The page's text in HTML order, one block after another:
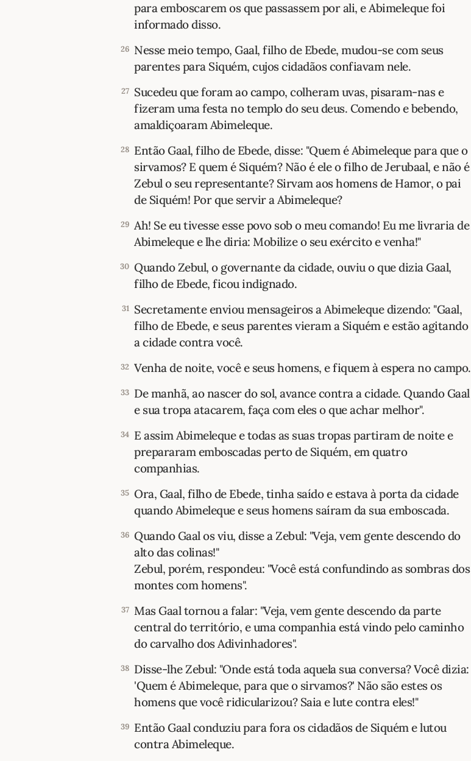
para emboscarem os que passassem por ali, e Abimeleque foi
informado disso.
26 Nesse meio tempo, Gaal, filho de Ebede, mudou-se com seus
parentes para Siquém, cujos cidadãos confiavam nele.
27 Sucedeu que foram ao campo, colheram uvas, pisaram-nas e
fizeram uma festa no templo do seu deus. Comendo e bebendo,
amaldiçoaram Abimeleque.
28 Então Gaal, filho de Ebede, disse: "Quem é Abimeleque para que o
sirvamos? E quem é Siquém? Não é ele o filho de Jerubaal, e não é
Zebul o seu representante? Sirvam aos homens de Hamor, o pai
de Siquém! Por que servir a Abimeleque?
29 Ah! Se eu tivesse esse povo sob o meu comando! Eu me livraria de
Abimeleque e lhe diria: Mobilize o seu exército e venha!"
30 Quando Zebul, o governante da cidade, ouviu o que dizia Gaal,
filho de Ebede, ficou indignado.
31 Secretamente enviou mensageiros a Abimeleque dizendo: "Gaal,
filho de Ebede, e seus parentes vieram a Siquém e estão agitando
a cidade contra você.
32 Venha de noite, você e seus homens, e fiquem à espera no campo.
33 De manhã, ao nascer do sol, avance contra a cidade. Quando Gaal
e sua tropa atacarem, faça com eles o que achar melhor".
34 E assim Abimeleque e todas as suas tropas partiram de noite e
prepararam emboscadas perto de Siquém, em quatro
companhias.
35 Ora, Gaal, filho de Ebede, tinha saído e estava à porta da cidade
quando Abimeleque e seus homens saíram da sua emboscada.
36 Quando Gaal os viu, disse a Zebul: "Veja, vem gente descendo do
alto das colinas!"
Zebul, porém, respondeu: "Você está confundindo as sombras dos
montes com homens".
37 Mas Gaal tornou a falar: "Veja, vem gente descendo da parte
central do território, e uma companhia está vindo pelo caminho
do carvalho dos Adivinhadores".
38 Disse-lhe Zebul: "Onde está toda aquela sua conversa? Você dizia:
'Quem é Abimeleque, para que o sirvamos?' Não são estes os
homens que você ridicularizou? Saia e lute contra eles!"
39 Então Gaal conduziu para fora os cidadãos de Siquém e lutou
contra Abimeleque.